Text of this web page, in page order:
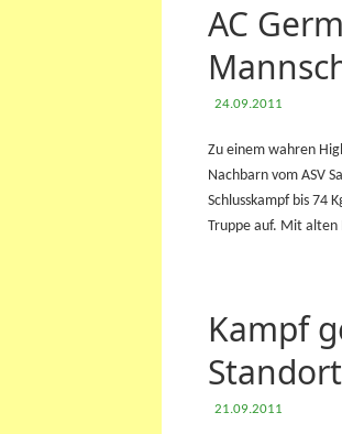
AC
24.09.2011
Zu einem wahren
Nachbarn vom ASV
Schlusskampf bis 74
Truppe auf. Mit alten
Kampf
21.09.2011